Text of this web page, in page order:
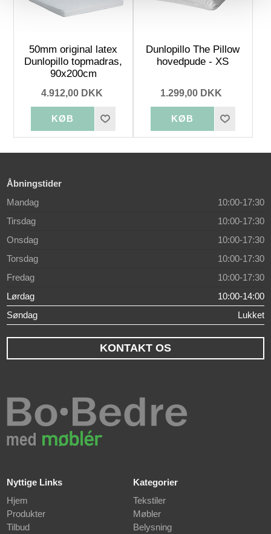
50mm original latex
Dunlopillo topmadras,
90x200cm
4.912,00 DKK
Dunlopillo The Pillow
hovedpude - XS
1.299,00 DKK
Åbningstider
Mandag
10:00-17:30
Tirsdag
10:00-17:30
Onsdag
10:00-17:30
Torsdag
10:00-17:30
Fredag
10:00-17:30
Lørdag
10:00-14:00
Søndag
Lukket
KONTAKT OS
Nyttige Links
Hjem
Produkter
Tilbud
Kategorier
Tekstiler
Møbler
Belysning